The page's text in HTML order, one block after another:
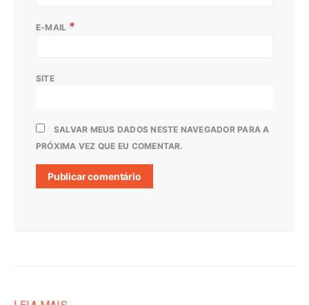
E-MAIL *
SITE
SALVAR MEUS DADOS NESTE NAVEGADOR PARA A
PRÓXIMA VEZ QUE EU COMENTAR.